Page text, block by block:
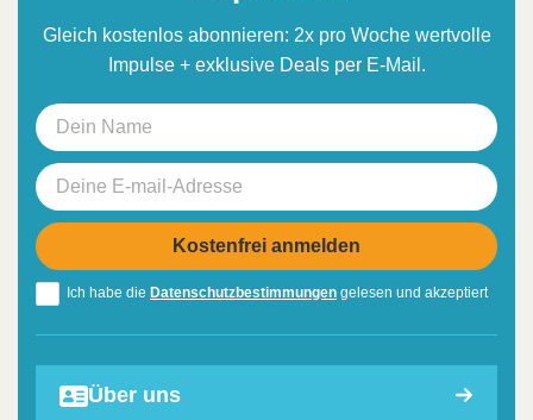
Gleich kostenlos abonnieren: 2x pro Woche wertvolle
Impulse + exklusive Deals per E-Mail.
Ich habe die Datenschutzbestimmungen gelesen und akzeptiert
Über uns